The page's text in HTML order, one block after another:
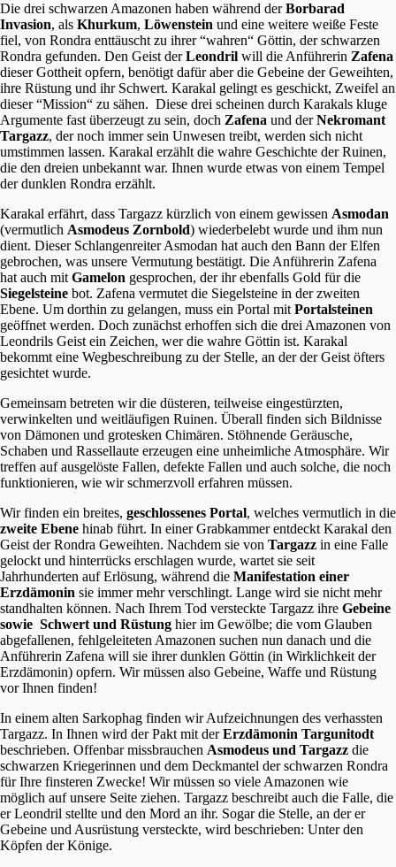
Die drei schwarzen Amazonen haben während derBorbarad
Invasion, als Khurkum, Löwenstein und eine weitere weiße Feste
fiel, von Rondra enttäuscht zu ihrer “wahren“ Göttin, der schwarzen
Rondra gefunden. Den Geist derLeondril will die Anführerin Zafena
dieser Gottheit opfern, benötigt dafür aber die Gebeine der Geweihten,
ihre Rüstung und ihr Schwert. Karakal gelingt es geschickt, Zweifel an
dieser “Mission“ zu sähen. Diese drei scheinen durch Karakals kluge
Argumente fast überzeugt zu sein, doch Zafena und derNekromant
Targazz, der noch immer sein Unwesen treibt, werden sich nicht
umstimmen lassen. Karakal erzählt die wahre Geschichte der Ruinen,
die den dreien unbekannt war. Ihnen wurde etwas von einem Tempel
der dunklen Rondra erzählt.
Karakal erfährt, dass Targazz kürzlich von einem gewissen Asmodan
(vermutlich Asmodeus Zornbold) wiederbelebt wurde und ihm nun
dient. Dieser Schlangenreiter Asmodan hat auch den Bann der Elfen
gebrochen, was unsere Vermutung bestätigt. Die Anführerin Zafena
hat auch mit Gamelon gesprochen, der ihr ebenfalls Gold für die
Siegelsteine bot. Zafena vermutet die Siegelsteine in der zweiten
Ebene. Um dorthin zu gelangen, muss ein Portal mit Portalsteinen
geöffnet werden. Doch zunächst erhoffen sich die drei Amazonen von
Leondrils Geist ein Zeichen, wer die wahre Göttin ist. Karakal
bekommt eine Wegbeschreibung zu der Stelle, an der der Geist öfters
gesichtet wurde.
Gemeinsam betreten wir die düsteren, teilweise eingestürzten,
verwinkelten und weitläufigen Ruinen. Überall finden sich Bildnisse
von Dämonen und grotesken Chimären. Stöhnende Geräusche,
Schaben und Rassellaute erzeugen eine unheimliche Atmosphäre. Wir
treffen auf ausgelöste Fallen, defekte Fallen und auch solche, die noch
funktionieren, wie wir schmerzvoll erfahren müssen.
Wir finden ein breites, geschlossenes Portal, welches vermutlich in die
zweite Ebene hinab führt. In einer Grabkammer entdeckt Karakal den
Geist der Rondra Geweihten. Nachdem sie von Targazz in eine Falle
gelockt und hinterrücks erschlagen wurde, wartet sie seit
Jahrhunderten auf Erlösung, während die Manifestation einer
Erzdämonin sie immer mehr verschlingt. Lange wird sie nicht mehr
standhalten können. Nach Ihrem Tod versteckte Targazz ihre Gebeine
sowie Schwert und Rüstung hier im Gewölbe; die vom Glauben
abgefallenen, fehlgeleiteten Amazonen suchen nun danach und die
Anführerin Zafena will sie ihrer dunklen Göttin (in Wirklichkeit der
Erzdämonin) opfern. Wir müssen also Gebeine, Waffe und Rüstung
vor Ihnen finden!
In einem alten Sarkophag finden wir Aufzeichnungen des verhassten
Targazz. In Ihnen wird der Pakt mit derErzdämonin Targunitodt
beschrieben. Offenbar missbrauchen Asmodeus und Targazz die
schwarzen Kriegerinnen und dem Deckmantel der schwarzen Rondra
für Ihre finsteren Zwecke! Wir müssen so viele Amazonen wie
möglich auf unsere Seite ziehen. Targazz beschreibt auch die Falle, die
er Leondril stellte und den Mord an ihr. Sogar die Stelle, an der er
Gebeine und Ausrüstung versteckte, wird beschrieben: Unter den
Köpfen der Könige.